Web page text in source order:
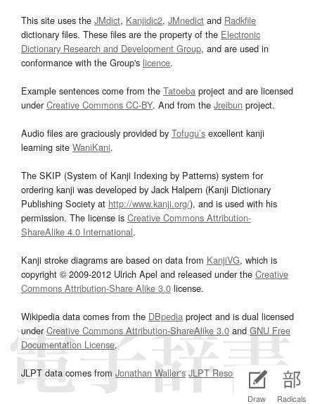
Draw Radicals
This site uses the JMdict, Kanjidic2, JMnedict and Radkfile
dictionary files. These files are the property of the Electronic
Dictionary Research and Development Group, and are used in
conformance with the Group's licence.
Example sentences come from the Tatoeba project and are licensed
underCreative Commons CC-BY. And from the Jreibun project.
Audio files are graciously provided by Tofugu’s excellent kanji
learning site WaniKani.
The SKIP (System of Kanji Indexing by Patterns) system for
ordering kanji was developed by Jack Halpern (Kanji Dictionary
Publishing Society at http://www.kanji.org/), and is used with his
permission. The license is Creative Commons Attribution-
ShareAlike 4.0 International.
Kanji stroke diagrams are based on data from KanjiVG, which is
copyright © 2009-2012 Ulrich Apel and released under the Creative
Commons Attribution-Share Alike 3.0 license.
Wikipedia data comes from the DBpedia project and is dual licensed
underCreative Commons Attribution-ShareAlike 3.0and GNU Free
Documentation License.
JLPT data comes from Jonathan Waller‘s JLPT Resourcespage.